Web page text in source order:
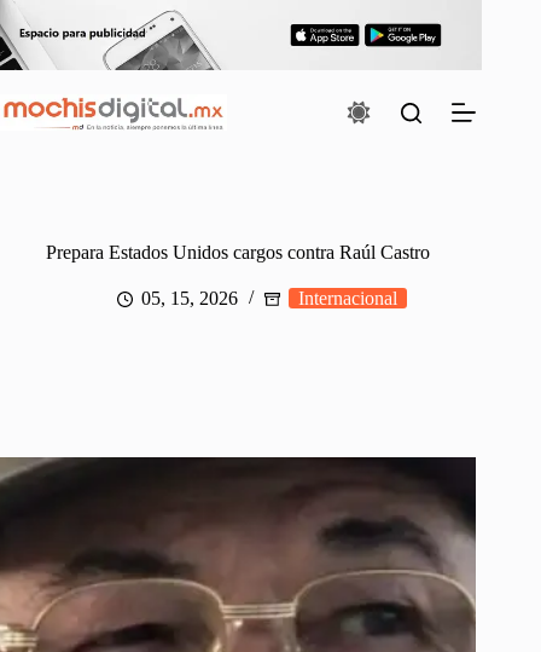
Saltar
al
contenido
Prepara Estados Unidos cargos contra Raúl Castro
05, 15, 2026 Internacional